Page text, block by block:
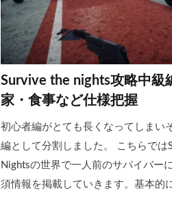
Survive the nights攻略中級
家・食事など仕様把握
初心者編がとても長くなってしまい
編として分割しました。 こちらでは
Nightsの世界で一人前のサバイバー
須情報を掲載していきます。基本的